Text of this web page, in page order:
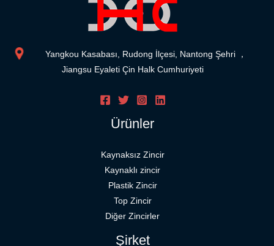
Yangkou Kasabası, Rudong İlçesi, Nantong Şehri ，
Jiangsu Eyaleti Çin Halk Cumhuriyeti
Ürünler
Kaynaksız Zincir
Kaynaklı zincir
Plastik Zincir
Top Zincir
Diğer Zincirler
Şirket